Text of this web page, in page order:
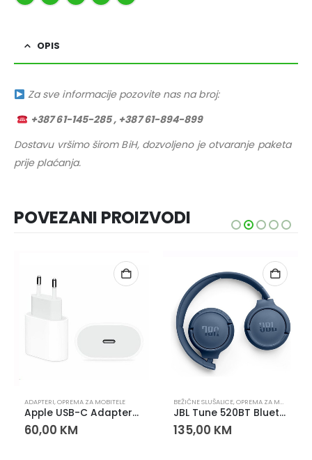
OPIS
Za sve informacije pozovite nas na broj:
+387 61-145-285 , +387 61-894-899
Dostavu vršimo širom BiH, dozvoljeno je otvaranje paketa
prije plaćanja.
POVEZANI PROIZVODI
ADAPTERI,OPREMA ZA MOBITELE
Apple USB-C Adapter za Punjenje 20W
60,00 KM
BEŽIČNE SLUŠALICE,OPREMA ZA MOBITELE
JBL Tune 520BT Bluetooth Slušalice Plave
135,00 KM